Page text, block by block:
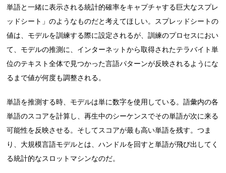
単語と一緒に表示される統計的確率をキャプチャする巨大なスプレ
ッドシート」のようなものだと考えてほしい。スプレッドシートの
値は、モデルを訓練する際に設定されるが、訓練のプロセスにおい
て、モデルの推測に、インターネットから取得されたテラバイト単
位のテキスト全体で見つかった言語パターンが反映されるようにな
るまで値が何度も調整される。
単語を推測する時、モデルは単に数字を使用している。語彙内の各
単語のスコアを計算し、再生中のシーケンスでその単語が次に来る
可能性を反映させる。そしてスコアが最も高い単語を残す。つま
り、大規模言語モデルとは、ハンドルを回すと単語が飛び出してく
る統計的なスロットマシンなのだ。